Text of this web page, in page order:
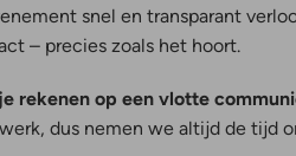
snel en transparant
– precies zoals het hoort.
rekenen op een vlotte
dus nemen we altijd de tijd